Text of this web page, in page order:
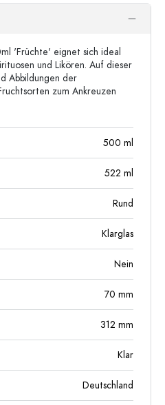
'Früchte' eignet sich ideal
und Likören. Auf dieser
Abbildungen der
zum Ankreuzen
500 ml
522 ml
Rund
Klarglas
Nein
70 mm
312 mm
Klar
Deutschland